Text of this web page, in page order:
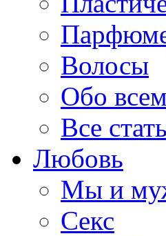
Волосы
Обо всем
Все
Любовь
Мы и
Секс